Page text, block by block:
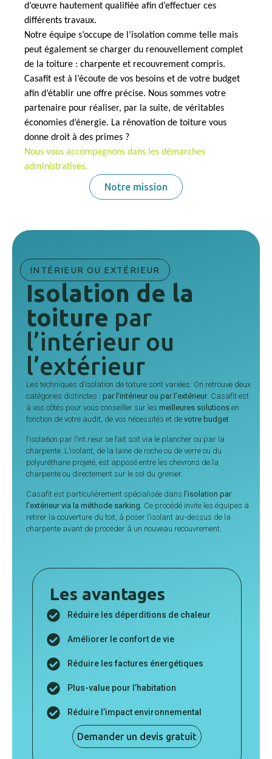
d’œuvre hautement qualifiée afin d’effectuer ces
différents travaux.
Notre équipe s’occupe de l’isolation comme telle mais
peut également se charger du renouvellement complet
de la toiture : charpente et recouvrement compris.
Casafit est à l’écoute de vos besoins et de votre budget
afin d’établir une offre précise. Nous sommes votre
partenaire pour réaliser, par la suite, de véritables
économies d’énergie. La rénovation de toiture vous
donne droit à des primes ?
Nous vous accompagnons dans les démarches
administratives.
Notre mission
INTÉRIEUR OU EXTÉRIEUR
Isolation de la
toiture par
l’intérieur ou
l’extérieur
Les techniques d’isolation de toiture sont variées. On retrouve deux
catégories distinctes : par l’intérieur ou par l’extérieur . Casafit est
à vos côtés pour vous conseiller sur les meilleures solutions en
fonction de votre audit, de vos nécessités et de votre budget
l’isola6on par l’int.rieur se fait soit via le plancher ou par la
charpente. L’isolant, de la laine de roche ou de verre ou du
polyuréthane projeté, est apposé entre les chevrons de la
charpente ou directement sur le sol du grenier.
Casafit est particulièrement spécialisée dans l’isolation par
l’extérieur via la méthode sarking. Ce procédé invite les équipes à
retirer la couverture du toit, à poser l’isolant au-dessus de la
charpente avant de procéder à un nouveau recouvrement.
Les avantages
Réduire les déperditions de chaleur
Améliorer le confort de vie
Réduire les factures énergétiques
Plus-value pour l’habitation
Réduire l’impact environnemental
Demander un devis gratuit